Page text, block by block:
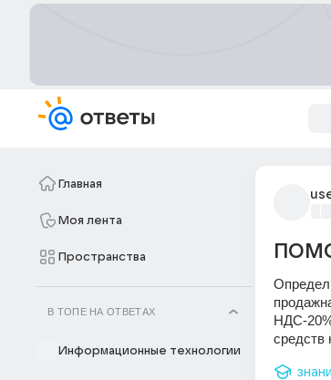
Главная
Моя лента
Пространства
В ТОПЕ НА ОТВЕТАХ
Информационные технологии
НДС-
средств